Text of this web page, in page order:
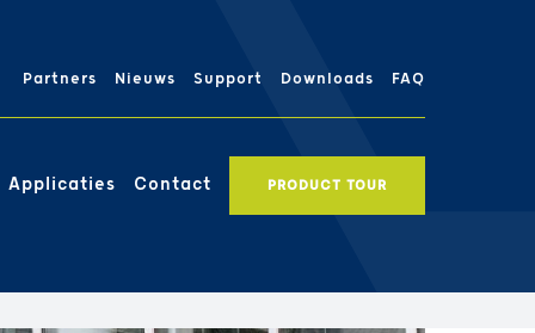
Partners Nieuws Support Downloads FAQ
Applicaties Contact PRODUCT TOUR